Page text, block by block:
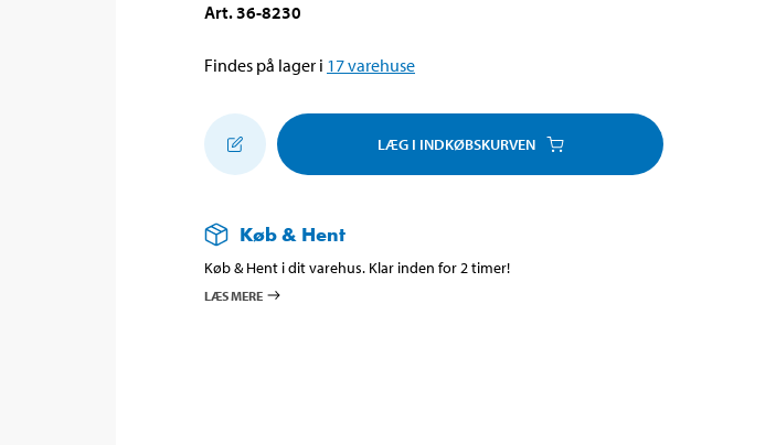
Art.36-8230
Findes på lager i 17varehuse
LÆG I INDKØBSKURVEN
Køb & Hent
Køb & Hent i dit varehus. Klar inden for 2 timer!
LÆS MERE